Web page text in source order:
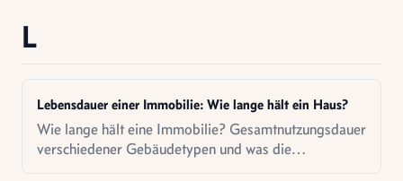
L
Lebensdauer einer Immobilie: Wie lange hält ein Haus?
Wie lange hält eine Immobilie? Gesamtnutzungsdauer
verschiedener Gebäudetypen und was die